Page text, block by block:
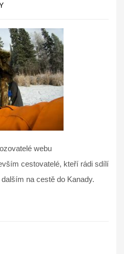
webu
cestovatelé, kteří rádi sdílí
na cestě do Kanady.